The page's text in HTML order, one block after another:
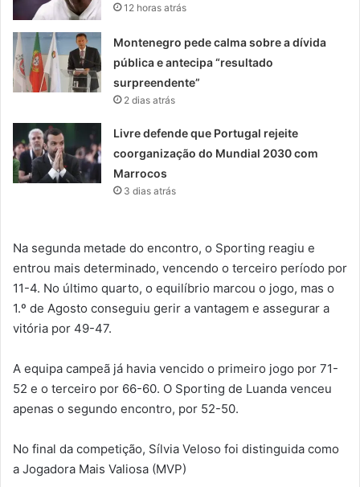
12 horas atrás
Montenegro pede calma sobre a dívida
pública e antecipa “resultado
surpreendente”
2 dias atrás
Livre defende que Portugal rejeite
coorganização do Mundial 2030 com
Marrocos
3 dias atrás
Na segunda metade do encontro, o Sporting reagiu e
entrou mais determinado, vencendo o terceiro período por
11-4. No último quarto, o equilíbrio marcou o jogo, mas o
1.º de Agosto conseguiu gerir a vantagem e assegurar a
vitória por 49-47.
A equipa campeã já havia vencido o primeiro jogo por 71-
52 e o terceiro por 66-60. O Sporting de Luanda venceu
apenas o segundo encontro, por 52-50.
No final da competição, Sílvia Veloso foi distinguida como
a Jogadora Mais Valiosa (MVP)